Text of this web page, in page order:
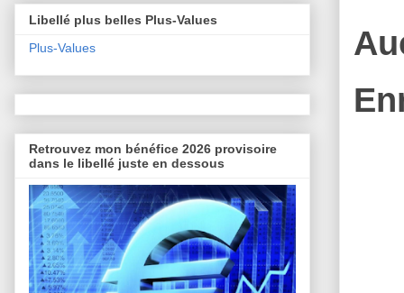
Libellé plus belles Plus-Values
Plus-Values
Retrouvez mon bénéfice 2026 provisoire
dans le libellé juste en dessous